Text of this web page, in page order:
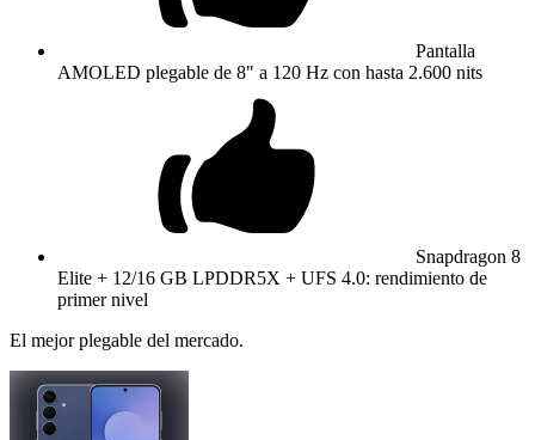
Pantalla
AMOLED plegable de 8" a 120 Hz con hasta 2.600 nits
Snapdragon 8
Elite + 12/16 GB LPDDR5X + UFS 4.0: rendimiento de
primer nivel
El mejor plegable del mercado.